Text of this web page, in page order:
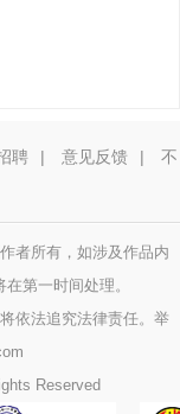
聘 | 意见反馈 |
不
者所有，如涉及作品内
第一时间处理。
依法追究法律责任。举
Reserved